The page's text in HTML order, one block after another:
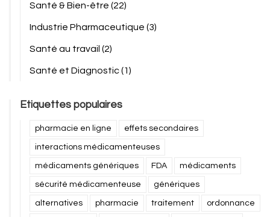
Santé & Bien-être (22)
Industrie Pharmaceutique (3)
Santé au travail (2)
Santé et Diagnostic(1)
Etiquettes populaires
pharmacie en ligne effets secondaires
interactions médicamenteuses
médicaments génériques FDA médicaments
sécurité médicamenteuse génériques
alternatives pharmacie traitement ordonnance